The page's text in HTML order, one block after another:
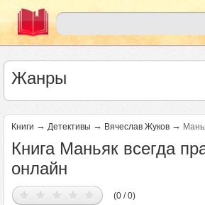
Жанры
Книги → Детективы → Вячеслав Жуков →
Книга Маньяк всегда
онлайн
(0 / 0)